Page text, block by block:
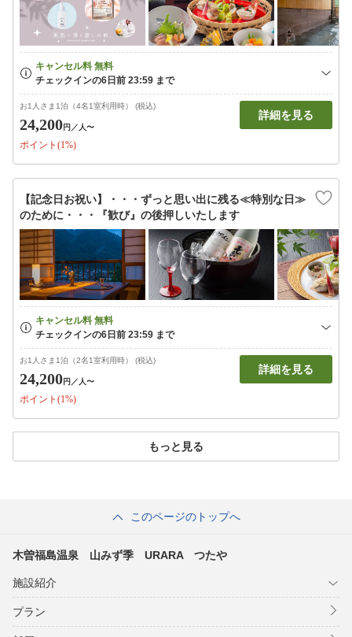
お1人さま1泊（4名1室利用時） (税込)
24,200円 ／人〜
ポイント(1%)
詳細を見る
【記念日お祝い】・・・ずっと思い出に残る≪特別な日≫
のために・・・『歓び』の後押しいたします
お1人さま1泊（2名1室利用時） (税込)
24,200円 ／人〜
ポイント(1%)
詳細を見る
もっと見る
このページのトップへ
木曽福島温泉 山みず季 URARA つたや
施設紹介
プラン